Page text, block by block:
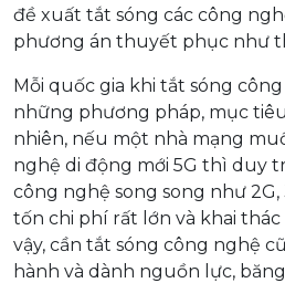
đề xuất tắt sóng các công
phương án thuyết phục như
Mỗi quốc gia khi tắt sóng
những phương pháp, mục
nhiên, nếu một nhà mạng
nghệ di động mới 5G thì duy
công nghệ song song như 2G,
tốn chi phí rất lớn và khai
vậy, cần tắt sóng công nghệ
hành và dành nguồn lực,